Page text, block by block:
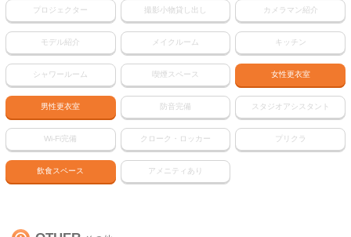
プロジェクター 撮影小物貸し出し カメラマン紹介
モデル紹介 メイクルーム キッチン
シャワールーム 喫煙スペース 女性更衣室
男性更衣室 防音完備 スタジオアシスタント
Wi-Fi完備 クローク・ロッカー プリクラ
飲食スペース アメニティあり